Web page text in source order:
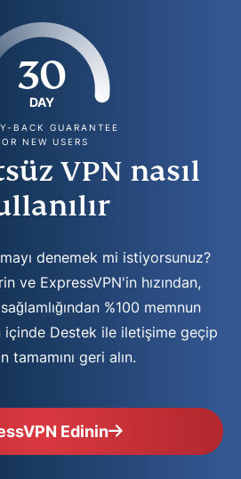
30
DAY
BACK GUARANTEE
NEW USERS
VPN nasıl
denemek mi istiyorsunuz?
ve ExpressVPN'in hızından,
%100 memnun
içinde Destek ile iletişime geçip
tamamını geri alın.
Edinin